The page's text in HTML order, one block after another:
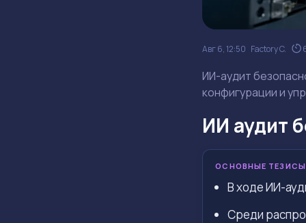
Авг 6, 12:50 Factory C.
ИИ-аудит
конфигурации и
ИИ аудит
ОСНОВНЫЕ ТЕЗИСЫ
В ходе ИИ-
Среди